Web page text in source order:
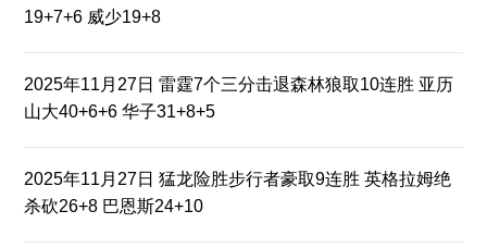
19+7+6 威少19+8
2025年11月27日 雷霆7个三分击退森林狼取10连胜 亚历
山大40+6+6 华子31+8+5
2025年11月27日 猛龙险胜步行者豪取9连胜 英格拉姆绝
杀砍26+8 巴恩斯24+10